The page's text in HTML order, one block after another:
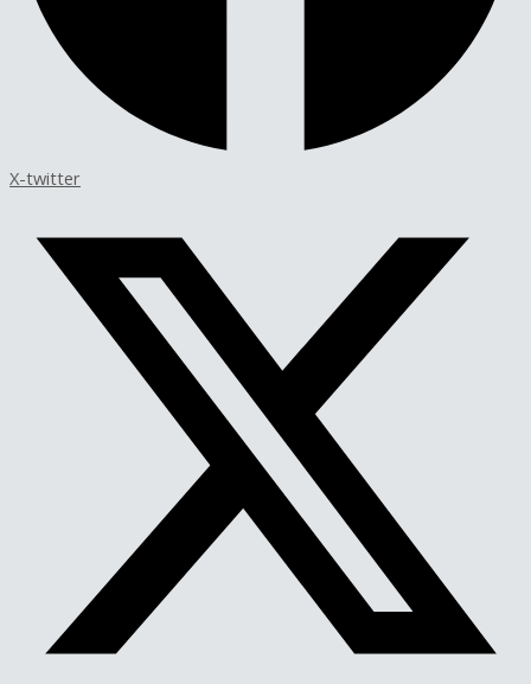
X-twitter